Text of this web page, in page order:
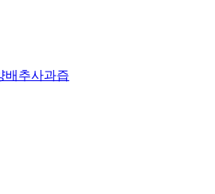
배추사과즙